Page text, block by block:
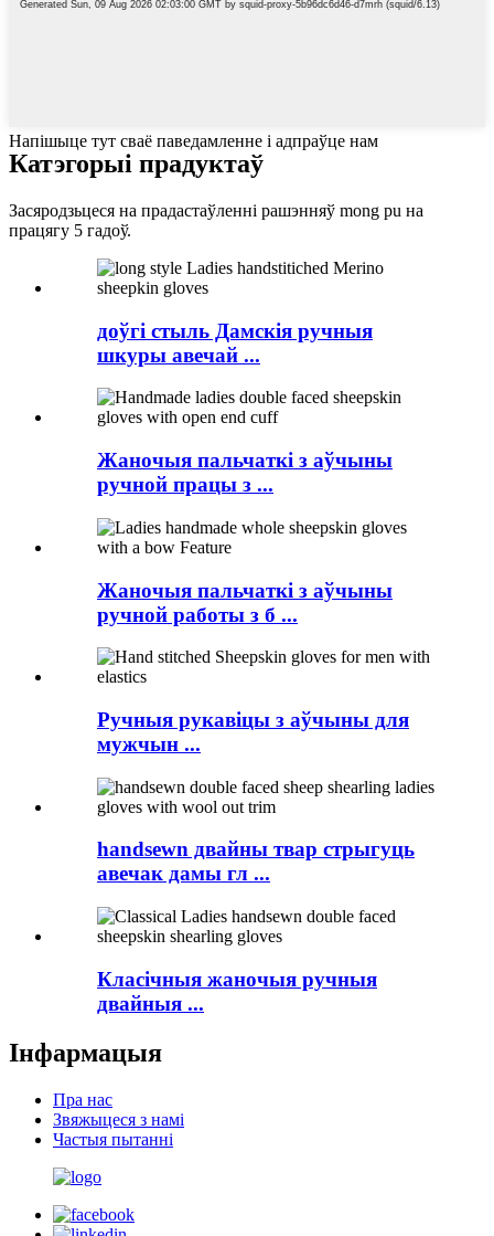
Напішыце тут сваё паведамленне і адпраўце нам
Катэгорыі прадуктаў
Засяродзьцеся на прадастаўленні рашэнняў mong pu на
працягу 5 гадоў.
доўгі стыль Дамскія ручныя
шкуры авечай ...
Жаночыя пальчаткі з аўчыны
ручной працы з ...
Жаночыя пальчаткі з аўчыны
ручной работы з б ...
Ручныя рукавіцы з аўчыны для
мужчын ...
handsewn двайны твар стрыгуць
авечак дамы гл ...
Класічныя жаночыя ручныя
двайныя ...
Інфармацыя
Пра нас
Звяжыцеся з намі
Частыя пытанні